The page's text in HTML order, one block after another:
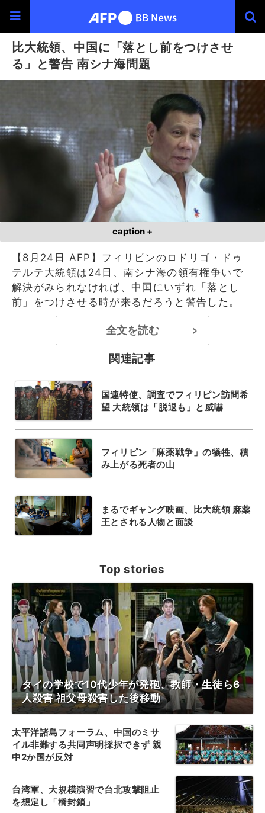
比大統領、中国に「落とし前をつけさせ
る」と警告 南シナ海問題
caption +
【8月24日 AFP】フィリピンのロドリゴ・ドゥ
テルテ大統領は24日、南シナ海の領有権争いで
解決がみられなければ、中国にいずれ「落とし
前」をつけさせる時が来るだろうと警告した。
全文を読む >
関連記事
国連特使、調査でフィリピン訪問希
望 大統領は「脱退も」と威嚇
フィリピン「麻薬戦争」の犠牲、積
み上がる死者の山
まるでギャング映画、比大統領 麻薬
王とされる人物と面談
Top stories
タイの学校で10代少年が発砲、教師・生徒ら6
人殺害 祖父母殺害した後移動
太平洋諸島フォーラム、中国のミサ
イル非難する共同声明採択できず 親
中2か国が反対
台湾軍、大規模演習で台北攻撃阻止
を想定し「橋封鎖」